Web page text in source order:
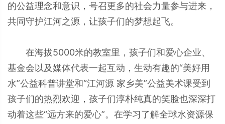
的公益理念和意识，号召更多的社会力量参与进来，
共同守护江河之源，让孩子们的梦想起飞。
在海拔5000米的教室里，孩子们和爱心企业、
基金会以及媒体代表一起互动，生动有趣的“美好用
水”公益科普讲堂和“江河源 家乡美”公益美术课受到
孩子们的热烈欢迎，孩子们淳朴纯真的笑脸也深深打
动着这些“远方来的爱心”。在学习了解全球水资源保